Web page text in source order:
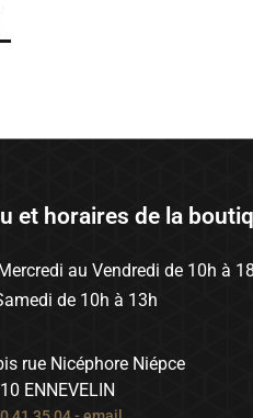
et horaires de la
au Vendredi de 10h à
de 10h à 13h
rue Nicéphore Niépce
ENNEVELIN